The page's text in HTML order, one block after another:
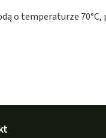
o temperaturze